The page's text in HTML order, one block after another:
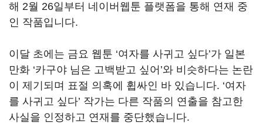
해 2월 26일부터 네이버웹툰 플랫폼을 통해 연재 중
인 작품입니다.
이달 초에는 금요 웹툰 ‘여자를 사귀고 싶다’가 일본
만화 ‘카구야 님은 고백받고 싶어’와 비슷하다는 논란
이 제기되며 표절 의혹에 휩싸인 바 있습니다. ‘여자
를 사귀고 싶다’ 작가는 다른 작품의 연출을 참고한
사실을 인정하고 연재를 중단했습니다.